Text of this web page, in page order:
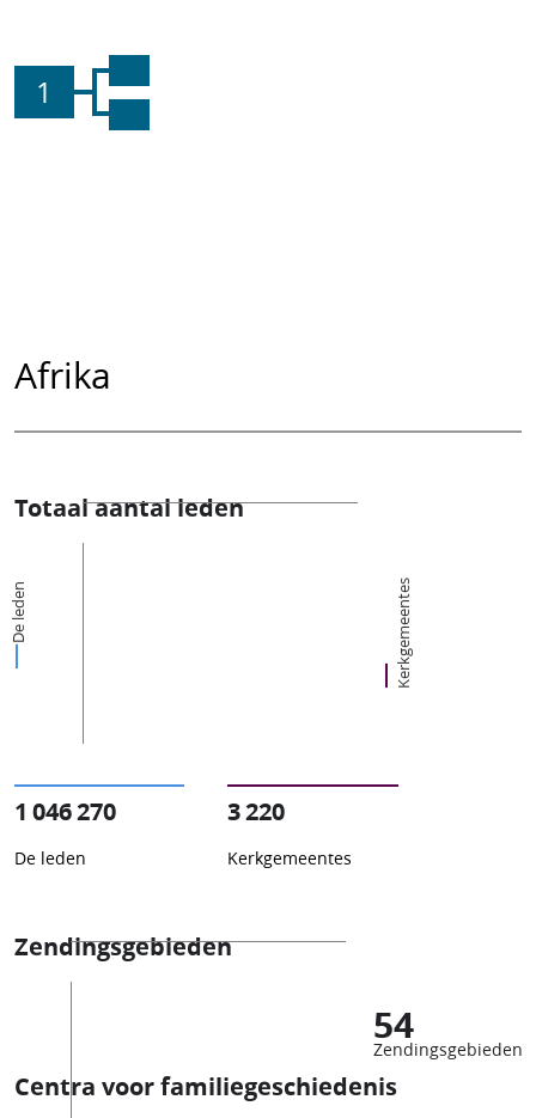
1
Afrika
Totaal aantal leden
De leden Kerkgemeentes
1 046 270
De leden
3 220
Kerkgemeentes
Zendingsgebieden
54
Zendingsgebieden
Centra voor familiegeschiedenis